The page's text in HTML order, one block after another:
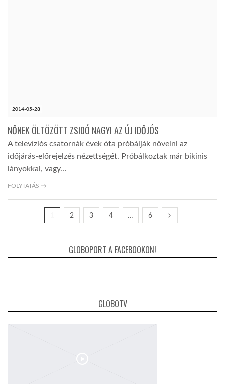
2014-05-28
NŐNEK ÖLTÖZÖTT ZSIDÓ NAGYI AZ ÚJ IDŐJÓS
A televíziós csatornák évek óta próbálják növelni az
időjárás-előrejelzés nézettségét. Próbálkoztak már bikinis
lányokkal, vagy…
FOLYTATÁS →
2 3 4 … 6
GLOBOPORT A FACEBOOKON!
GLOBOTV